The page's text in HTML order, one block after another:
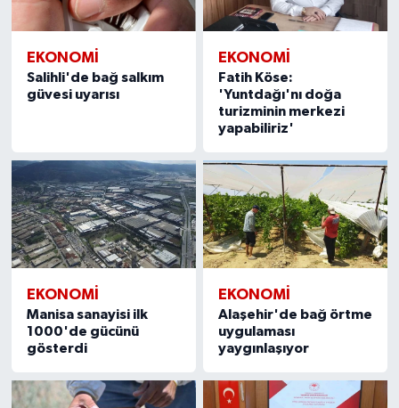
EKONOMİ
Salihli'de bağ salkım
güvesi uyarısı
EKONOMİ
Fatih Köse:
'Yuntdağı'nı doğa
turizminin merkezi
yapabiliriz'
EKONOMİ
Manisa sanayisi ilk
1000'de gücünü
gösterdi
EKONOMİ
Alaşehir'de bağ örtme
uygulaması
yaygınlaşıyor